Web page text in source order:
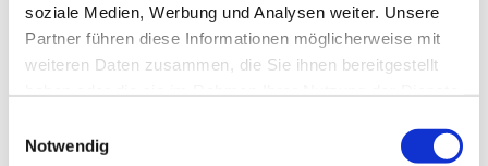
soziale Medien, Werbung und Analysen weiter. Unsere
Partner führen diese Informationen möglicherweise mit
weiteren Daten zusammen, die Sie ihnen bereitgestellt
Notwendig